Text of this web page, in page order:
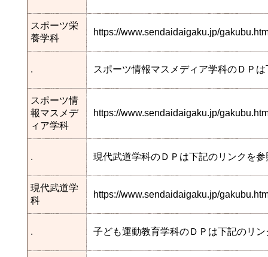
スポーツ栄
養学科
https://www.sendaidaigaku.jp/
. スポーツ情報マスメディア学科のＤＰ
スポーツ情
報マスメデ
ィア学科
https://www.sendaidaigaku.jp/
. 現代武道学科のＤＰは下記のリンクを
現代武道学
科
https://www.sendaidaigaku.jp/
. 子ども運動教育学科のＤＰは下記のリ